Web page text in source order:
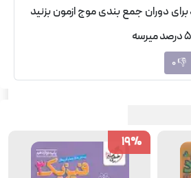
دوران جمع بندی موج ازمون بزنید
👎
0
19%
19%